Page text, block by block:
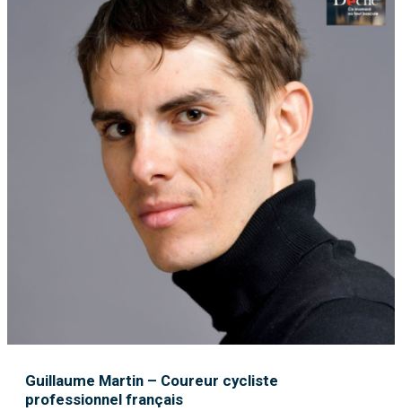
Guillaume Martin – Coureur cycliste
professionnel français